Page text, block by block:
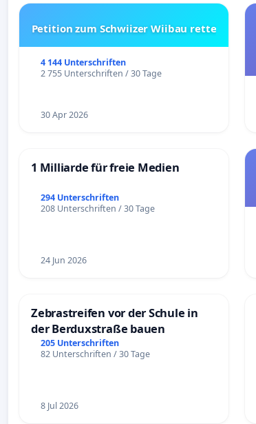
Petition zum Schwiizer Wiibau rette
4 144 Unterschriften
2 755 Unterschriften / 30 Tage
30 Apr 2026
1 Milliarde für freie Medien
294 Unterschriften
208 Unterschriften / 30 Tage
24 Jun 2026
Zebrastreifen vor der Schule in
der Berduxstraße bauen
205 Unterschriften
82 Unterschriften / 30 Tage
8 Jul 2026